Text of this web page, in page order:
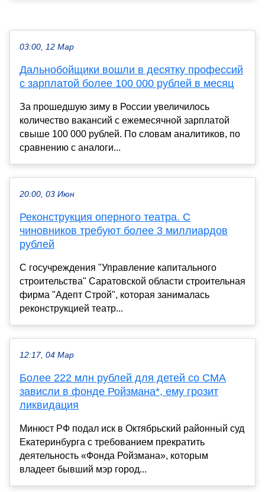
03:00, 12 Мар
Дальнобойщики вошли в десятку профессий
с зарплатой более 100 000 рублей в месяц
За прошедшую зиму в России увеличилось
количество вакансий с ежемесячной зарплатой
свыше 100 000 рублей. По словам аналитиков, по
сравнению с аналоги...
20:00, 03 Июн
Реконструкция оперного театра. С
чиновников требуют более 3 миллиардов
рублей
С госучреждения "Управление капитального
строительства" Саратовской области строительная
фирма "Адепт Строй", которая занималась
реконструкцией театр...
12:17, 04 Мар
Более 222 млн рублей для детей со СМА
зависли в фонде Ройзмана*, ему грозит
ликвидация
Минюст РФ подал иск в Октябрьский районный суд
Екатеринбурга с требованием прекратить
деятельность «Фонда Ройзмана», которым
владеет бывший мэр город...